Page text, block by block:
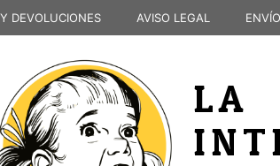
DEVOLUCIONES AVISO LEGAL
LA